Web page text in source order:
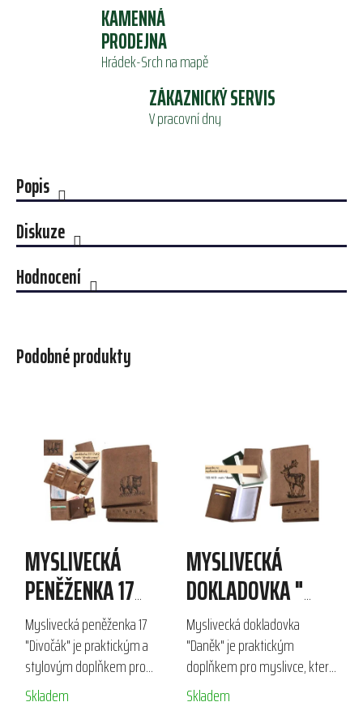
KAMENNÁ
PRODEJNA
Hrádek-Srch na mapě
ZÁKAZNICKÝ SERVIS
V pracovní dny
Popis
Diskuze
Hodnocení
Podobné produkty
MYSLIVECKÁ
PENĚŽENKA 17
"DIVOČÁK"
Myslivecká peněženka 17
"Divočák" je praktickým a
stylovým doplňkem pro
každého myslivce. Vyrobena z
Skladem
MYSLIVECKÁ
DOKLADOVKA "
DANĚK"
Myslivecká dokladovka
"Daněk" je praktickým
doplňkem pro myslivce, který
kombinuje kvalitní broušenou
Skladem